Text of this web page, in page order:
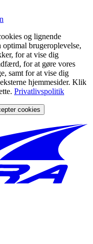
og lignende
brugeroplevelse,
for at vise dig
for at gøre vores
samt for at vise dig
hjemmesider. Klik
Privatlivspolitik
cookies